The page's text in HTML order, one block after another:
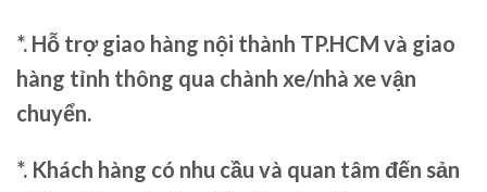
*. Hỗ trợ giao hàng nội thành TP.HCM và giao
hàng tỉnh thông qua chành xe/nhà xe vận
chuyển.
*. Khách hàng có nhu cầu và quan tâm đến sản